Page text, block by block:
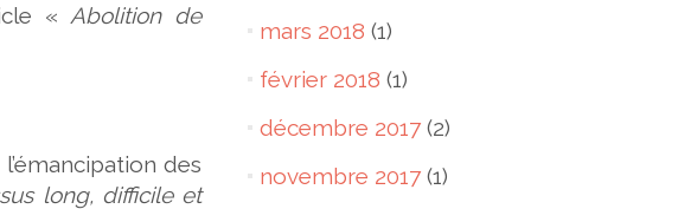
« Abolition de
des
long, difficile et
mars 2018 (1)
février 2018 (1)
décembre 2017(2)
novembre 2017(1)